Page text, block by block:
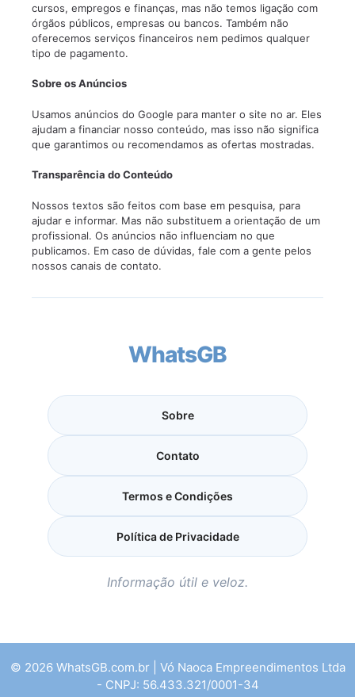
cursos, empregos e finanças, mas não temos ligação com
órgãos públicos, empresas ou bancos. Também não
oferecemos serviços financeiros nem pedimos qualquer
tipo de pagamento.
Sobre os Anúncios
Usamos anúncios do Google para manter o site no ar. Eles
ajudam a financiar nosso conteúdo, mas isso não significa
que garantimos ou recomendamos as ofertas mostradas.
Transparência do Conteúdo
Nossos textos são feitos com base em pesquisa, para
ajudar e informar. Mas não substituem a orientação de um
profissional. Os anúncios não influenciam no que
publicamos. Em caso de dúvidas, fale com a gente pelos
nossos canais de contato.
WhatsGB
Sobre
Contato
Termos e Condições
Política de Privacidade
Informação útil e veloz.
© 2026 WhatsGB.com.br | Vó Naoca Empreendimentos Ltda
- CNPJ: 56.433.321/0001-34